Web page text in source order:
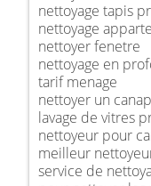
nettoyage tapis
nettoyage
nettoyer fenetre
nettoyage en
tarif menage
nettoyer un
lavage de vitres
nettoyeur pour
meilleur
service de